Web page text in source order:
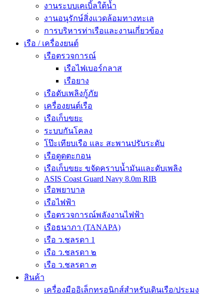
งานระบบเคเบิ้ลใต้น้ำ
งานอนุรักษ์สิ่งแวดล้อมทางทะเล
การบริหารท่าเรือและงานเกี่ยวข้อง
เรือ / เครื่องยนต์
เรือตรวจการณ์
เรือไฟเบอร์กลาส
เรือยาง
เรือดับเพลิงกู้ภัย
เครื่องยนต์เรือ
เรือเก็บขยะ
ระบบกันโคลง
โป๊ะเทียบเรือ และ สะพานปรับระดับ
เรือดูดตะกอน
เรือเก็บขยะ ขจัดคราบน้ำมันและดับเพลิง
ASIS Coast Guard Navy 8.0m RIB
เรือพยาบาล
เรือไฟฟ้า
เรือตรวจการณ์พลังงานไฟฟ้า
เรือธนาภา (TANAPA)
เรือ ว.ชลรดา 1
เรือ ว.ชลรดา ๒
เรือ ว.ชลรดา ๓
สินค้า
เครื่องมืออิเล็กทรอนิกส์สำหรับเดินเรือ/ประมง